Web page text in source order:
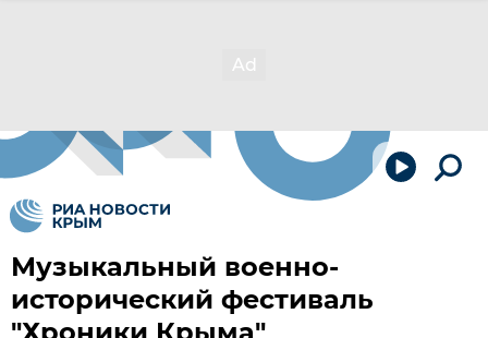
Музыкальный военно-
исторический фестиваль